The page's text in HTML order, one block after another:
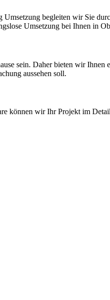
Umsetzung begleiten wir Sie
Umsetzung bei Ihnen in
sein. Daher bieten wir
aussehen soll.
können wir Ihr Projekt im